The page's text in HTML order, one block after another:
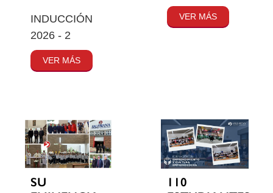
INDUCCIÓN
2026 - 2
VER MÁS
VER MÁS
SU
110